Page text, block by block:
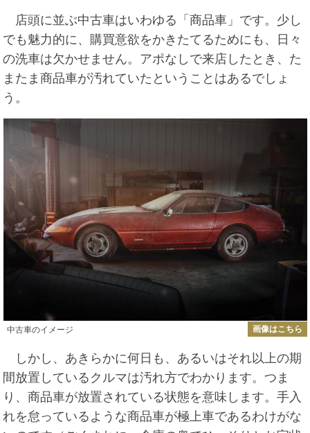
店頭に並ぶ中古車はいわゆる「商品車」です。少し
でも魅力的に、購買意欲をかきたてるためにも、日々
の洗車は欠かせません。アポなしで来店したとき、た
またま商品車が汚れていたということはあるでしょ
う。
中古車のイメージ 画像はこちら
しかし、あきらかに何日も、あるいはそれ以上の期
間放置しているクルマは汚れ方でわかります。つま
り、商品車が放置されている状態を意味します。手入
れを怠っているような商品車が極上車であるわけがな